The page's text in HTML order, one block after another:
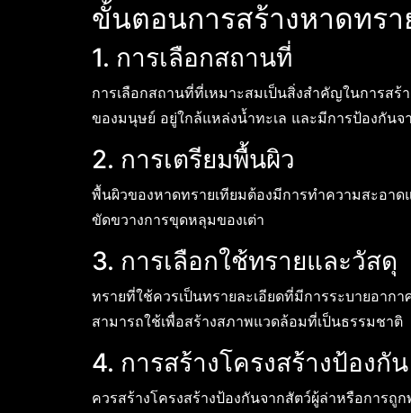
ขั้นตอนการสร้างหาดทรา
1. การเลือกสถานที่
การเลือกสถานที่ที่เหมาะสมเป็นสิ่งสำคัญในการส
ของมนุษย์ อยู่ใกล้แหล่งน้ำทะเล และมีการป้องกันจ
2. การเตรียมพื้นผิว
พื้นผิวของหาดทรายเทียมต้องมีการทำความสะอา
ขัดขวางการขุดหลุมของเต่า
3. การเลือกใช้ทรายและวัสดุ
ทรายที่ใช้ควรเป็นทรายละเอียดที่มีการระบายอาก
สามารถใช้เพื่อสร้างสภาพแวดล้อมที่เป็นธรรมชาติ
4. การสร้างโครงสร้างป้องกัน
ควรสร้างโครงสร้างป้องกันจากสัตว์ผู้ล่าหรือการถู